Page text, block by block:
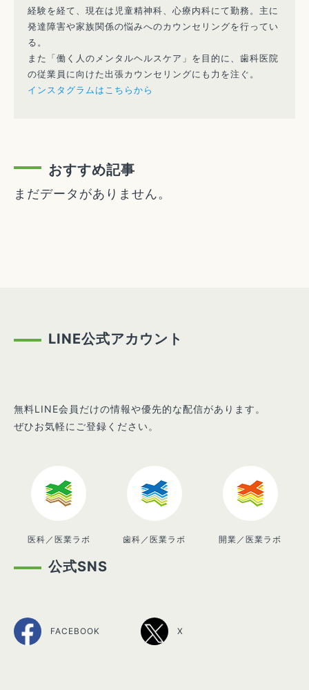
経験を経て、現在は児童精神科、心療内科にて勤務。主に
発達障害や家族関係の悩みへのカウンセリングを行ってい
る。
また「働く人のメンタルヘルスケア」を目的に、歯科医院
の従業員に向けた出張カウンセリングにも力を注ぐ。
インスタグラムはこちらから
おすすめ記事
まだデータがありません。
LINE公式アカウント
無料LINE会員だけの情報や優先的な配信があります。
ぜひお気軽にご登録ください。
医科／医業ラボ 歯科／医業ラボ 開業／医業ラボ
公式SNS
FACEBOOK X